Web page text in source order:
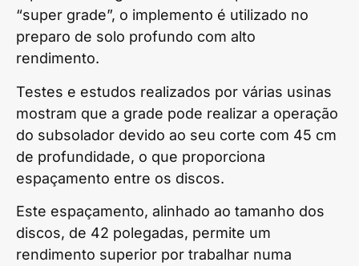
“super grade”, o implemento é utilizado no
preparo de solo profundo com alto
rendimento.
Testes e estudos realizados por várias usinas
mostram que a grade pode realizar a operação
do subsolador devido ao seu corte com 45 cm
de profundidade, o que proporciona
espaçamento entre os discos.
Este espaçamento, alinhado ao tamanho dos
discos, de 42 polegadas, permite um
rendimento superior por trabalhar numa